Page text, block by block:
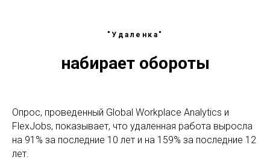
"Удаленка"
набирает обороты
Опрос, проведенный Global Workplace Analytics и
FlexJobs, показывает, что удаленная работа выросла
на 91% за последние 10 лет и на 159% за последние 12
лет.